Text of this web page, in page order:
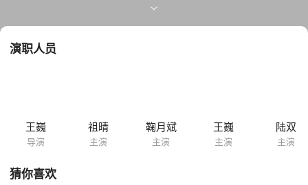
与热情。果宝特攻的橙留香偶然地闯入小男 孩家里经营的水果超市，誓要
演职人员
王巍
导演
祖晴
主演
鞠月斌
主演
王巍
主演
陆双
主演
猜你喜欢